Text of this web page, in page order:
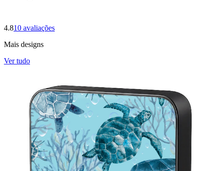
4.810 avaliações
Mais designs
Ver tudo